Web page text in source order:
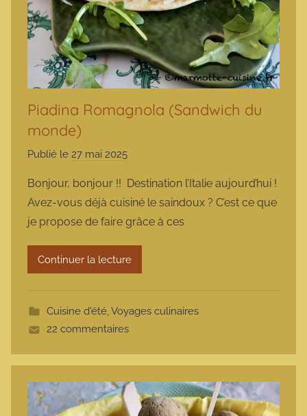
Piadina Romagnola (Sandwich du
monde)
Publié le 27 mai 2025
r
m
a
r
m
t
e
Bonjour, bonjour !! Destination l’Italie aujourd’hui !
Avez-vous déjà cuisiné le saindoux ? C’est ce que
je propose de faire grâce à ces
Continuer la lecture
Cuisine d'été,Voyages culinaires
22 commentaires